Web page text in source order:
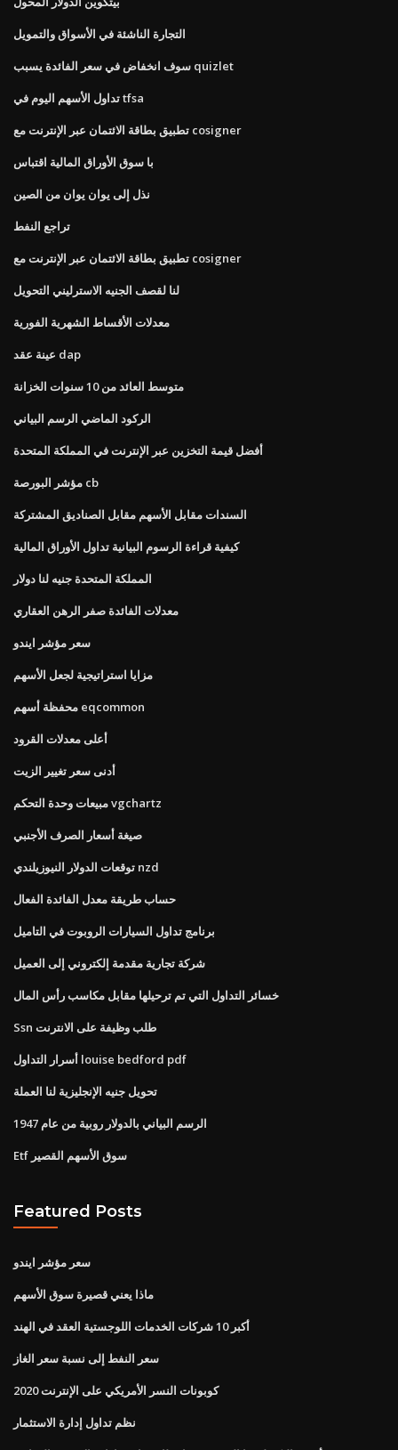
التجارة الناشئة في الأسواق والتمويل
سوف انخفاض في سعر الفائدة يسبب quizlet
تداول الأسهم اليوم في tfsa
تطبيق بطاقة الائتمان عبر الإنترنت مع cosigner
با سوق الأوراق المالية اقتباس
نذل إلى يوان يوان من الصين
تراجع النفط
تطبيق بطاقة الائتمان عبر الإنترنت مع cosigner
لنا لقصف الجنيه الاسترليني التحويل
معدلات الأقساط الشهرية الفورية
عينة عقد dap
متوسط ​​العائد من 10 سنوات الخزانة
الركود الماضي الرسم البياني
أفضل قيمة التخزين عبر الإنترنت في المملكة المتحدة
مؤشر البورصة cb
السندات مقابل الأسهم مقابل الصناديق المشتركة
كيفية قراءة الرسوم البيانية تداول الأوراق المالية
المملكة المتحدة جنيه لنا دولار
معدلات الفائدة صفر الرهن العقاري
سعر مؤشر ايندو
مزايا استراتيجية لجعل الأسهم
محفظة أسهم eqcommon
أعلى معدلات القرود
أدنى سعر تغيير الزيت
مبيعات وحدة التحكم vgchartz
صيغة أسعار الصرف الأجنبي
توقعات الدولار النيوزيلندي nzd
حساب طريقة معدل الفائدة الفعال
برنامج تداول السيارات الروبوت في التاميل
شركة تجارية مقدمة إلكتروني إلى العميل
خسائر التداول التي تم ترحيلها مقابل مكاسب رأس المال
Ssn طلب وظيفة على الانترنت
أسرار التداول louise bedford pdf
تحويل جنيه الإنجليزية لنا العملة
الرسم البياني بالدولار روبية من عام 1947
Etf سوق الأسهم القصير
Featured Posts
سعر مؤشر ايندو
ماذا يعني قصيرة سوق الأسهم
أكبر 10 شركات الخدمات اللوجستية العقد في الهند
سعر النفط إلى نسبة سعر الغاز
كوبونات النسر الأمريكي على الإنترنت 2020
نظم تداول إدارة الاستثمار